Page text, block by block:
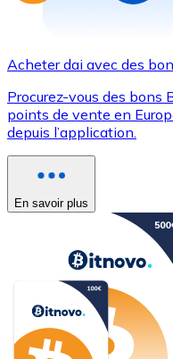
Acheter dai avec des
Procurez-vous des bons
points de vente en
depuis l’application.
En savoir plus